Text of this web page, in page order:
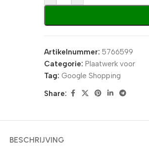
Artikelnummer: 5766599
Categorie: Plaatwerk voor
Tag: Google Shopping
Share:
BESCHRIJVING